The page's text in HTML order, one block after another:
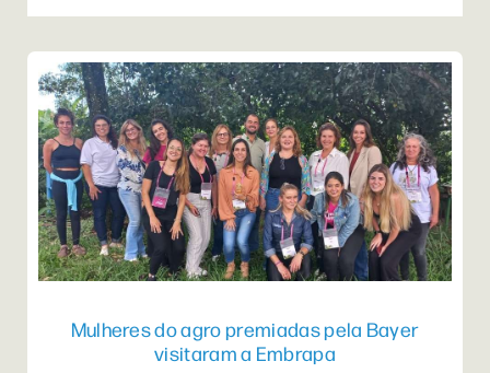
Mulheres do agro premiadas pela Bayer
visitaram a Embrapa